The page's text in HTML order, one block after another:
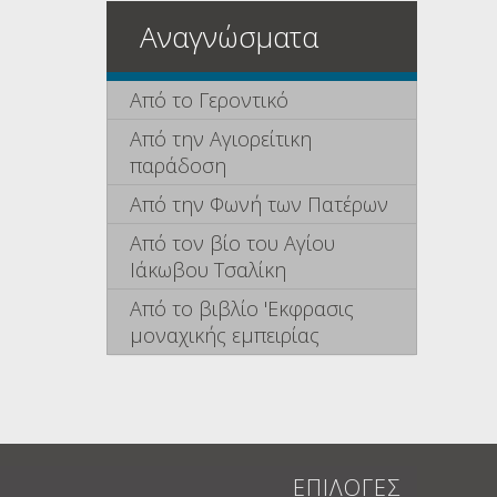
Αναγνώσματα
Από το Γεροντικό
Από την Αγιορείτικη
παράδοση
Από την Φωνή των Πατέρων
Από τον βίο του Αγίου
Ιάκωβου Τσαλίκη
Από το βιβλίο 'Εκφρασις
μοναχικής εμπειρίας
ΕΠΙΛΟΓΕΣ